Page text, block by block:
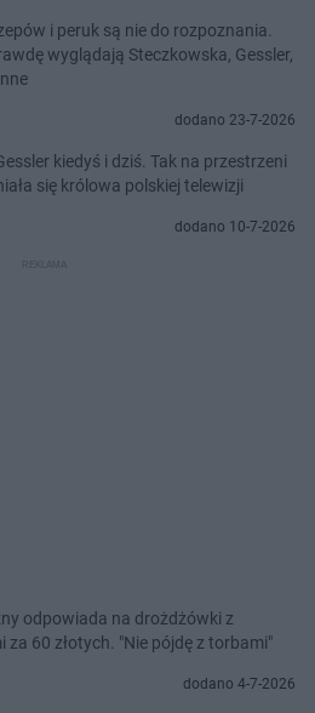
i peruk są nie do rozpoznania.
wyglądają Steczkowska, Gessler,
dodano 23-7-2026
kiedyś i dziś. Tak na przestrzeni
się królowa polskiej telewizji
dodano 10-7-2026
odpowiada na drożdżówki z
za 60 złotych. "Nie pójdę z torbami"
dodano 4-7-2026